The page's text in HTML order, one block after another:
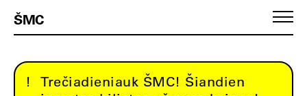
ŠMC
Trečiadieniauk ŠMC! Šiandien